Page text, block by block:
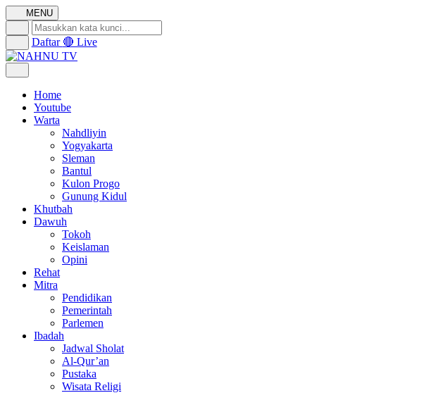
MENU
Daftar 🔴 Live
Home
Youtube
Warta
Nahdliyin
Yogyakarta
Sleman
Bantul
Kulon Progo
Gunung Kidul
Khutbah
Dawuh
Tokoh
Keislaman
Opini
Rehat
Mitra
Pendidikan
Pemerintah
Parlemen
Ibadah
Jadwal Sholat
Al-Qur’an
Pustaka
Wisata Religi